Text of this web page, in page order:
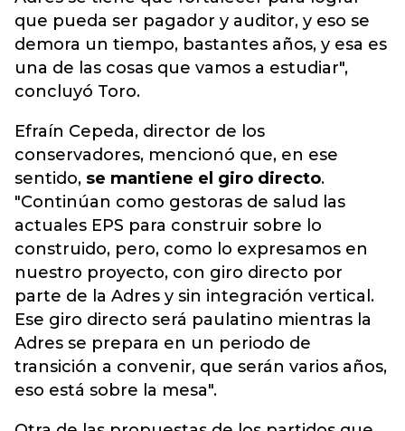
que pueda ser pagador y auditor, y eso se
demora un tiempo, bastantes años, y esa es
una de las cosas que vamos a estudiar",
concluyó Toro.
Efraín Cepeda, director de los
conservadores, mencionó que, en ese
sentido, se mantiene el giro directo.
"Continúan como gestoras de salud las
actuales EPS para construir sobre lo
construido, pero, como lo expresamos en
nuestro proyecto, con giro directo por
parte de la Adres y sin integración vertical.
Ese giro directo será paulatino mientras la
Adres se prepara en un periodo de
transición a convenir, que serán varios años,
eso está sobre la mesa".